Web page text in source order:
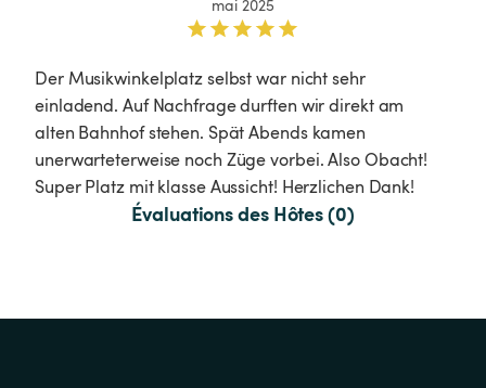
mai 2025
Der Musikwinkelplatz selbst war nicht sehr
einladend. Auf Nachfrage durften wir direkt am
alten Bahnhof stehen. Spät Abends kamen
unerwarteterweise noch Züge vorbei. Also Obacht!
Super Platz mit klasse Aussicht! Herzlichen Dank!
Évaluations des Hôtes (0)